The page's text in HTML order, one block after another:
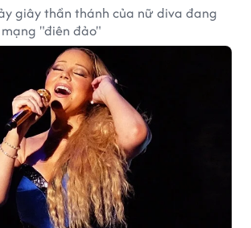
giây thần thánh của nữ diva đang
"điên đảo"